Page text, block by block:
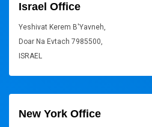
Israel Office
Yeshivat Kerem B'Yavneh,
Doar Na Evtach 7985500,
ISRAEL
New York Office